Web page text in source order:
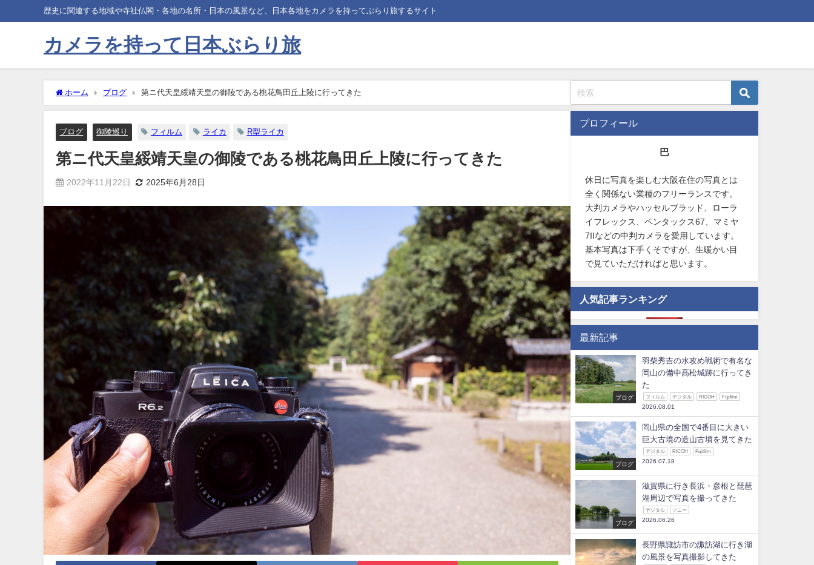
歴史に関連する地域や寺社仏閣・各地の名所・日本の風景など、日本各地をカメラを持ってぶらり旅するサイト
カメラを持って日本ぶらり旅
ホーム ブログ 第ニ代天皇綏靖天皇の御陵である桃花鳥田丘上陵に行ってきた
ブログ 御陵巡り フィルム ライカ R型ライカ
第ニ代天皇綏靖天皇の御陵である桃花鳥田丘上陵に行ってきた
2022年11月22日 2025年6月28日
プロフィール
巴
休日に写真を楽しむ大阪在住の写真とは
全く関係ない業種のフリーランスです。
大判カメラやハッセルブラッド、ローラ
イフレックス、ペンタックス67、マミヤ
7IIなどの中判カメラを愛用しています。
基本写真は下手くそですが、生暖かい目
で見ていただければと思います。
人気記事ランキング
最新記事
ブログ
羽柴秀吉の水攻め戦術で有名な
岡山の備中高松城跡に行ってき
た
フィルム デジタル RICOH Fujifilm
2026.08.01
ブログ
岡山県の全国で4番目に大きい
巨大古墳の造山古墳を見てきた
デジタル RICOH Fujifilm
2026.07.18
ブログ
滋賀県に行き長浜・彦根と琵琶
湖周辺で写真を撮ってきた
デジタル ソニー
2026.06.26
長野県諏訪市の諏訪湖に行き湖
の風景を写真撮影してきた